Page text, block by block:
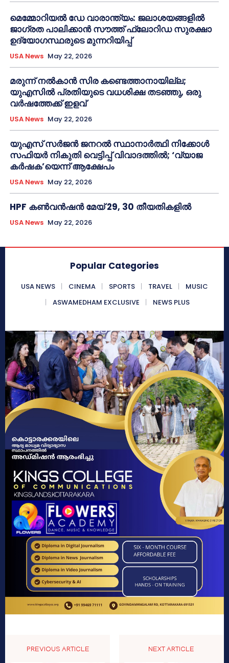
മെമ്മോറിയൽ ഡേ വാരാന്ത്യം: ജലാശയങ്ങളിൽ
ജാഗ്രത പാലിക്കാൻ സൗത്ത് ഫ്ലോറിഡ സുരക്ഷാ
ഉദ്യോഗസ്ഥരുടെ മുന്നറിയിപ്പ്
USA News May 22, 2026
മരുന്ന് നൽകാൻ സിര കണ്ടെത്താനായില്ല;
യുഎസിൽ പ്രതിയുടെ വധശിക്ഷ തടഞ്ഞു, ഒരു
വർഷത്തേക്ക് ഇളവ്
USA News May 22, 2026
യുഎസ് സർജൻ ജനറൽ സ്ഥാനാർത്ഥി നിക്കോൾ
സഫിയർ നികുതി വെട്ടിപ്പ് വിവാദത്തിൽ; ‘വ്യാജ
കർഷക’യെന്ന് ആക്ഷേപം
USA News May 22, 2026
HPF കൺവൻഷൻ മേയ് 29, 30 തീയതികളിൽ
USA News May 22, 2026
Popular Categories
USA NEWS CINEMA SPORTS TRAVEL
MUSIC
ASWAMEDHAM EXCLUSIVE
NEWS PLUS
PREVIOUS ARTICLE NEXT ARTICLE